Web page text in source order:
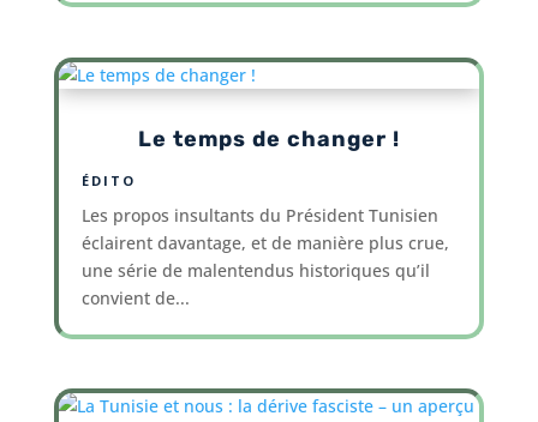
Le temps de changer !
ÉDITO
Les propos insultants du Président Tunisien
éclairent davantage, et de manière plus crue,
une série de malentendus historiques qu’il
convient de...